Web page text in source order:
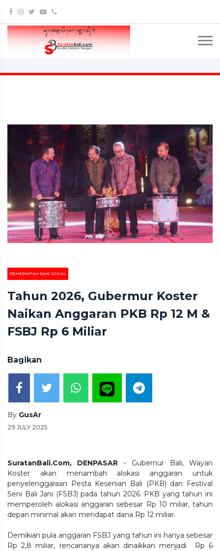
PEMERINTAH DAN SOSIAL
Tahun 2026, Gubermur Koster
Naikan Anggaran PKB Rp 12 M &
FSBJ Rp 6 Miliar
Bagikan
By GusAr
29 JULY 2025
SuratanBali.Com, DENPASAR - Gubernur Bali, Wayan
Koster akan menambah alokasi anggaran untuk
penyelenggaraan Pesta Kesenian Bali (PKB) dan Festival
Seni Bali Jani (FSBJ) pada tahun 2026. PKB yang tahun ini
memperoleh alokasi anggaran sebesar Rp 10 miliar, tahun
depan minimal akan mendapat dana Rp 12 miliar.
Demikian pula anggaran FSBJ yang tahun ini hanya sebesar
Rp 2,8 miliar, rencananya akan dinaikkan menjadi Rp 6